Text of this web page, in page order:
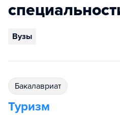
Вузы
бакалавриат
Туризм